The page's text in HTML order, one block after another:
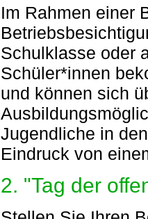
Im Rahmen einer
Schulklasse oder
Schüler*innen
und können sich
Jugendliche in
Eindruck von
2. "Tag der